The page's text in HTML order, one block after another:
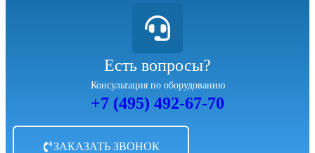
Есть вопросы?
Консультация по оборудованию
+7 (495) 492-67-70
ЗАКАЗАТЬ ЗВОНОК